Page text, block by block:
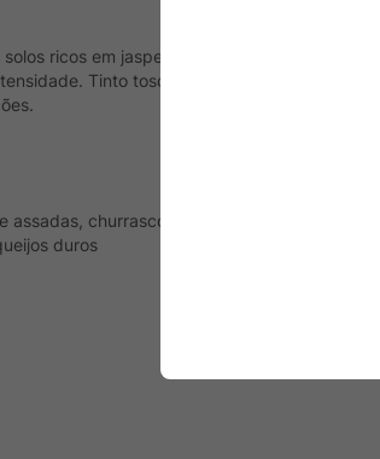
ricos em jaspe, este Supertoscano nos
Tinto toscano com alma de
assadas, churrasco, cordeiro, pratos com
duros